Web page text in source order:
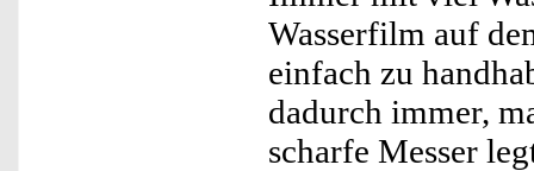
Wasserfilm auf
einfach zu
dadurch immer,
scharfe Messer